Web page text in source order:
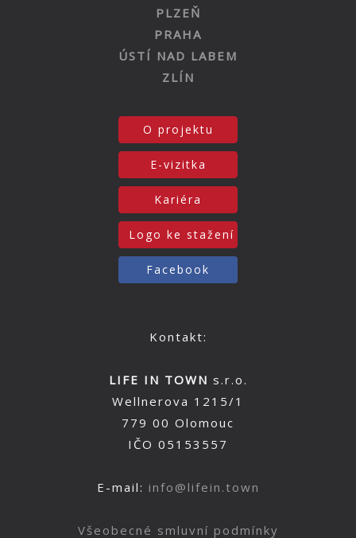
PLZEŇ
PRAHA
ÚSTÍ NAD LABEM
ZLÍN
O projektu
E-vizitka
Kariéra
Logo ke stažení
Facebook
Kontakt:
LIFE IN TOWN s.r.o.
Wellnerova 1215/1
779 00 Olomouc
IČO 05153557
E-mail: info@lifein.town
Všeobecné smluvní podmínky